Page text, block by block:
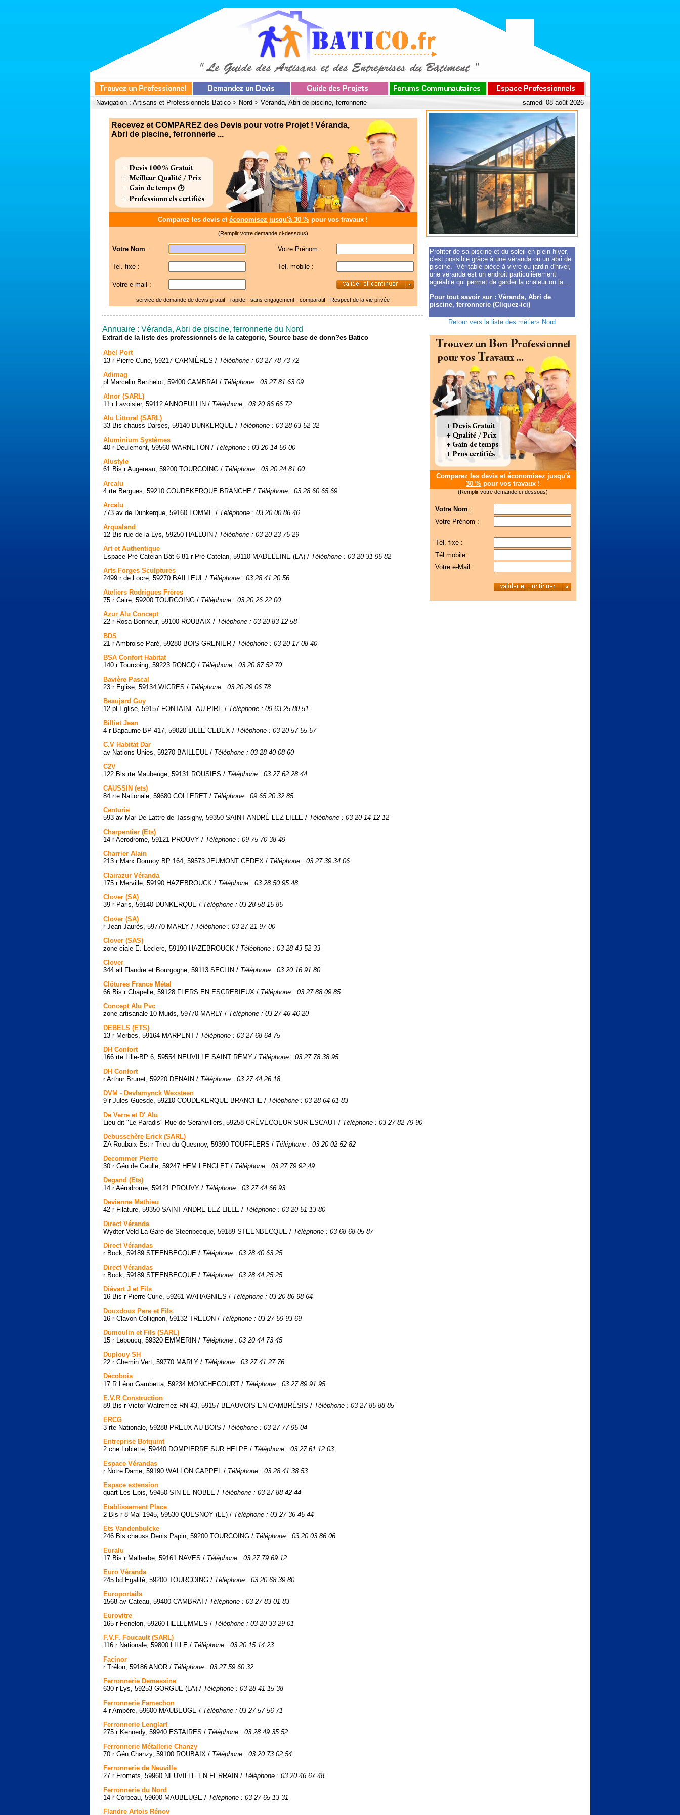
Navigation : Artisans et Professionnels Batico > Nord > Véranda, Abri de piscine, ferronnerie samedi 08 août 2026
Recevez et COMPAREZ des Devis pour votre Projet ! Véranda,
Abri de piscine, ferronnerie ...
Comparez les devis et économisez jusqu'à 30 % pour vos travaux !
(Remplir votre demande ci-dessous)
Votre Nom : Votre Prénom :
Tel. fixe : Tel. mobile :
Votre e-mail :
service de demande de devis gratuit - rapide - sans engagement - comparatif - Respect de la vie privée
Annuaire : Véranda, Abri de piscine, ferronnerie du Nord
Extrait de la liste des professionnels de la categorie, Source base de donn?es Batico
Abel Port
13 r Pierre Curie, 59217 CARNIÈRES / Téléphone : 03 27 78 73 72
Adimag
pl Marcelin Berthelot, 59400 CAMBRAI / Téléphone : 03 27 81 63 09
Alnor (SARL)
11 r Lavoisier, 59112 ANNOEULLIN / Téléphone : 03 20 86 66 72
Alu Littoral (SARL)
33 Bis chauss Darses, 59140 DUNKERQUE / Téléphone : 03 28 63 52 32
Aluminium Systèmes
40 r Deulemont, 59560 WARNETON / Téléphone : 03 20 14 59 00
Alustyle
61 Bis r Augereau, 59200 TOURCOING / Téléphone : 03 20 24 81 00
Arcalu
4 rte Bergues, 59210 COUDEKERQUE BRANCHE / Téléphone : 03 28 60 65 69
Arcalu
773 av de Dunkerque, 59160 LOMME / Téléphone : 03 20 00 86 46
Arqualand
12 Bis rue de la Lys, 59250 HALLUIN / Téléphone : 03 20 23 75 29
Art et Authentique
Espace Pré Catelan Bât 6 81 r Pré Catelan, 59110 MADELEINE (LA) / Téléphone : 03 20 31 95 82
Arts Forges Sculptures
2499 r de Locre, 59270 BAILLEUL / Téléphone : 03 28 41 20 56
Ateliers Rodrigues Frères
75 r Caire, 59200 TOURCOING / Téléphone : 03 20 26 22 00
Azur Alu Concept
22 r Rosa Bonheur, 59100 ROUBAIX / Téléphone : 03 20 83 12 58
BDS
21 r Ambroise Paré, 59280 BOIS GRENIER / Téléphone : 03 20 17 08 40
BSA Confort Habitat
140 r Tourcoing, 59223 RONCQ / Téléphone : 03 20 87 52 70
Bavière Pascal
23 r Eglise, 59134 WICRES / Téléphone : 03 20 29 06 78
Beaujard Guy
12 pl Eglise, 59157 FONTAINE AU PIRE / Téléphone : 09 63 25 80 51
Billiet Jean
4 r Bapaume BP 417, 59020 LILLE CEDEX / Téléphone : 03 20 57 55 57
C.V Habitat Dar
av Nations Unies, 59270 BAILLEUL / Téléphone : 03 28 40 08 60
C2V
122 Bis rte Maubeuge, 59131 ROUSIES / Téléphone : 03 27 62 28 44
CAUSSIN (ets)
84 rte Nationale, 59680 COLLERET / Téléphone : 09 65 20 32 85
Centurie
593 av Mar De Lattre de Tassigny, 59350 SAINT ANDRÉ LEZ LILLE / Téléphone : 03 20 14 12 12
Charpentier (Ets)
14 r Aérodrome, 59121 PROUVY / Téléphone : 09 75 70 38 49
Charrier Alain
213 r Marx Dormoy BP 164, 59573 JEUMONT CEDEX / Téléphone : 03 27 39 34 06
Clairazur Véranda
175 r Merville, 59190 HAZEBROUCK / Téléphone : 03 28 50 95 48
Clover (SA)
39 r Paris, 59140 DUNKERQUE / Téléphone : 03 28 58 15 85
Clover (SA)
r Jean Jaurès, 59770 MARLY / Téléphone : 03 27 21 97 00
Clover (SAS)
zone ciale E. Leclerc, 59190 HAZEBROUCK / Téléphone : 03 28 43 52 33
Clover
344 all Flandre et Bourgogne, 59113 SECLIN / Téléphone : 03 20 16 91 80
Clôtures France Métal
66 Bis r Chapelle, 59128 FLERS EN ESCREBIEUX / Téléphone : 03 27 88 09 85
Concept Alu Pvc
zone artisanale 10 Muids, 59770 MARLY / Téléphone : 03 27 46 46 20
DEBELS (ETS)
13 r Merbes, 59164 MARPENT / Téléphone : 03 27 68 64 75
DH Confort
166 rte Lille-BP 6, 59554 NEUVILLE SAINT RÉMY / Téléphone : 03 27 78 38 95
DH Confort
r Arthur Brunet, 59220 DENAIN / Téléphone : 03 27 44 26 18
DVM - Devlamynck Wexsteen
9 r Jules Guesde, 59210 COUDEKERQUE BRANCHE / Téléphone : 03 28 64 61 83
De Verre et D' Alu
Lieu dit "Le Paradis" Rue de Séranvillers, 59258 CRÈVECOEUR SUR ESCAUT / Téléphone : 03 27 82 79 90
Debusschère Erick (SARL)
ZA Roubaix Est r Trieu du Quesnoy, 59390 TOUFFLERS / Téléphone : 03 20 02 52 82
Decommer Pierre
30 r Gén de Gaulle, 59247 HEM LENGLET / Téléphone : 03 27 79 92 49
Degand (Ets)
14 r Aérodrome, 59121 PROUVY / Téléphone : 03 27 44 66 93
Devienne Mathieu
42 r Filature, 59350 SAINT ANDRE LEZ LILLE / Téléphone : 03 20 51 13 80
Direct Véranda
Wydter Veld La Gare de Steenbecque, 59189 STEENBECQUE / Téléphone : 03 68 68 05 87
Direct Vérandas
r Bock, 59189 STEENBECQUE / Téléphone : 03 28 40 63 25
Direct Vérandas
r Bock, 59189 STEENBECQUE / Téléphone : 03 28 44 25 25
Diévart J et Fils
16 Bis r Pierre Curie, 59261 WAHAGNIES / Téléphone : 03 20 86 98 64
Douxdoux Pere et Fils
16 r Clavon Collignon, 59132 TRELON / Téléphone : 03 27 59 93 69
Dumoulin et Fils (SARL)
15 r Leboucq, 59320 EMMERIN / Téléphone : 03 20 44 73 45
Duplouy SH
22 r Chemin Vert, 59770 MARLY / Téléphone : 03 27 41 27 76
Décobois
17 R Léon Gambetta, 59234 MONCHECOURT / Téléphone : 03 27 89 91 95
E.V.R Construction
89 Bis r Victor Watremez RN 43, 59157 BEAUVOIS EN CAMBRÉSIS / Téléphone : 03 27 85 88 85
ERCG
3 rte Nationale, 59288 PREUX AU BOIS / Téléphone : 03 27 77 95 04
Entreprise Botquint
2 che Lobiette, 59440 DOMPIERRE SUR HELPE / Téléphone : 03 27 61 12 03
Espace Vérandas
r Notre Dame, 59190 WALLON CAPPEL / Téléphone : 03 28 41 38 53
Espace extension
quart Les Epis, 59450 SIN LE NOBLE / Téléphone : 03 27 88 42 44
Etablissement Place
2 Bis r 8 Mai 1945, 59530 QUESNOY (LE) / Téléphone : 03 27 36 45 44
Ets Vandenbulcke
246 Bis chauss Denis Papin, 59200 TOURCOING / Téléphone : 03 20 03 86 06
Euralu
17 Bis r Malherbe, 59161 NAVES / Téléphone : 03 27 79 69 12
Euro Véranda
245 bd Egalité, 59200 TOURCOING / Téléphone : 03 20 68 39 80
Europortails
1568 av Cateau, 59400 CAMBRAI / Téléphone : 03 27 83 01 83
Eurovitre
165 r Fenelon, 59260 HELLEMMES / Téléphone : 03 20 33 29 01
F.V.F. Foucault (SARL)
116 r Nationale, 59800 LILLE / Téléphone : 03 20 15 14 23
Facinor
r Trélon, 59186 ANOR / Téléphone : 03 27 59 60 32
Ferronnerie Demessine
630 r Lys, 59253 GORGUE (LA) / Téléphone : 03 28 41 15 38
Ferronnerie Famechon
4 r Ampère, 59600 MAUBEUGE / Téléphone : 03 27 57 56 71
Ferronnerie Lenglart
275 r Kennedy, 59940 ESTAIRES / Téléphone : 03 28 49 35 52
Ferronnerie Métallerie Chanzy
70 r Gén Chanzy, 59100 ROUBAIX / Téléphone : 03 20 73 02 54
Ferronnerie de Neuville
27 r Fromets, 59960 NEUVILLE EN FERRAIN / Téléphone : 03 20 46 67 48
Ferronnerie du Nord
14 r Corbeau, 59600 MAUBEUGE / Téléphone : 03 27 65 13 31
Flandre Artois Rénov
Profiter de sa piscine et du soleil en plein hiver,
c'est possible grâce à une véranda ou un abri de
piscine. Véritable pièce à vivre ou jardin d'hiver,
une véranda est un endroit particulièrement
agréable qui permet de garder la chaleur ou la...
Pour tout savoir sur : Véranda, Abri de
piscine, ferronnerie (Cliquez-ici)
Retour vers la liste des métiers Nord
Comparez les devis et économisez jusqu'à
30 % pour vos travaux !
(Remplir votre demande ci-dessous)
Votre Nom :
Votre Prénom :
Tél. fixe :
Tél mobile :
Votre e-Mail :